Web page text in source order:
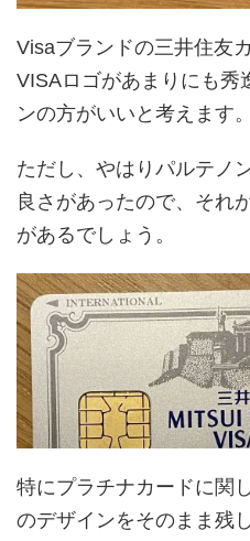
Visaブランドの三井住友
VISAロゴがあまりにも秀
ンの方がいいと考えます。
ただし、やはりパルテノ
良さがあったので、それ
があるでしょう。
特にプラチナカードに関
のデザインをそのまま残